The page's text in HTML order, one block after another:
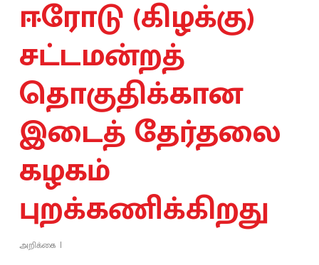
ஈரோடு (கிழக்கு)
சட்டமன்றத்
தொகுதிக்கான
இடைத் தேர்தலை
கழகம்
புறக்கணிக்கிறது
அறிக்கை